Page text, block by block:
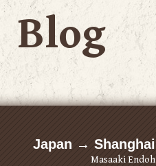
Blog
Japan → Shanghai
Masaaki Endoh